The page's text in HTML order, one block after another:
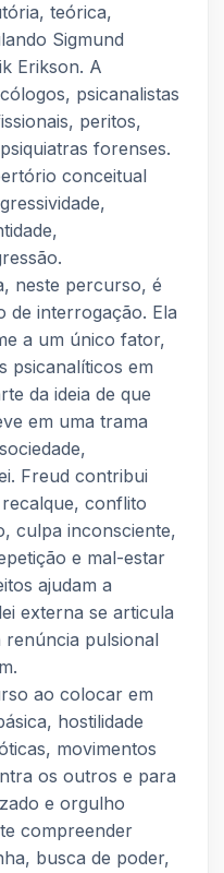
teórica,
Sigmund
Erikson. A
psicanalistas
peritos,
forenses.
conceitual
neste percurso, é
de interrogação. Ela
a um único fator,
psicanalíticos em
da ideia de que
em uma trama
Freud contribui
conflito
culpa inconsciente,
e mal-estar
ajudam a
externa se articula
pulsional
ao colocar em
hostilidade
movimentos
os outros e para
e orgulho
compreender
busca de poder,